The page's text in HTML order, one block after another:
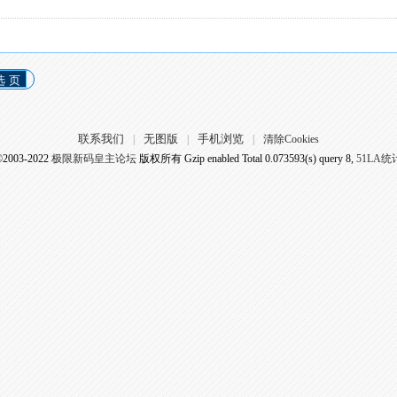
页
联系我们 无图版 手机浏览
清除Cookies
2022 极限新码皇主论坛版权所有 Gzip enabled Total 0.073593(s) query 8, 51LA统